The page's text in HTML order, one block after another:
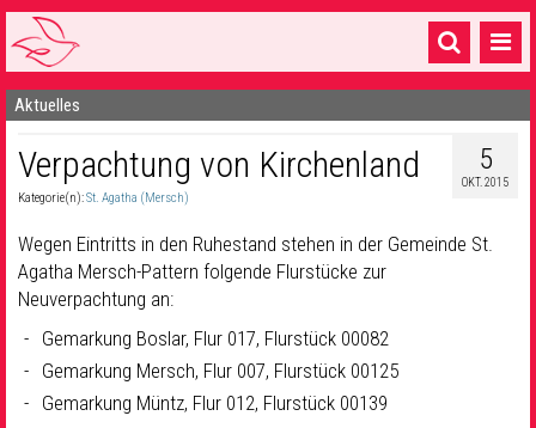
Startseite
1 Pfarrei
16 Gemeinden & mehr
Gottesdienste & Sinnsuche
Sakramente & Feste
Gemeinschaft & Soziales
Musik& Kultur
Aktuelles
5
OKT. 2015
Verpachtung von Kirchenland
Kategorie(n):St. Agatha (Mersch)
Wegen Eintritts in den Ruhestand stehen in der Gemeinde St.
Agatha Mersch-Pattern folgende Flurstücke zur
Neuverpachtung an:
Gemarkung Boslar, Flur 017, Flurstück 00082
Gemarkung Mersch, Flur 007, Flurstück 00125
Gemarkung Müntz, Flur 012, Flurstück 00139